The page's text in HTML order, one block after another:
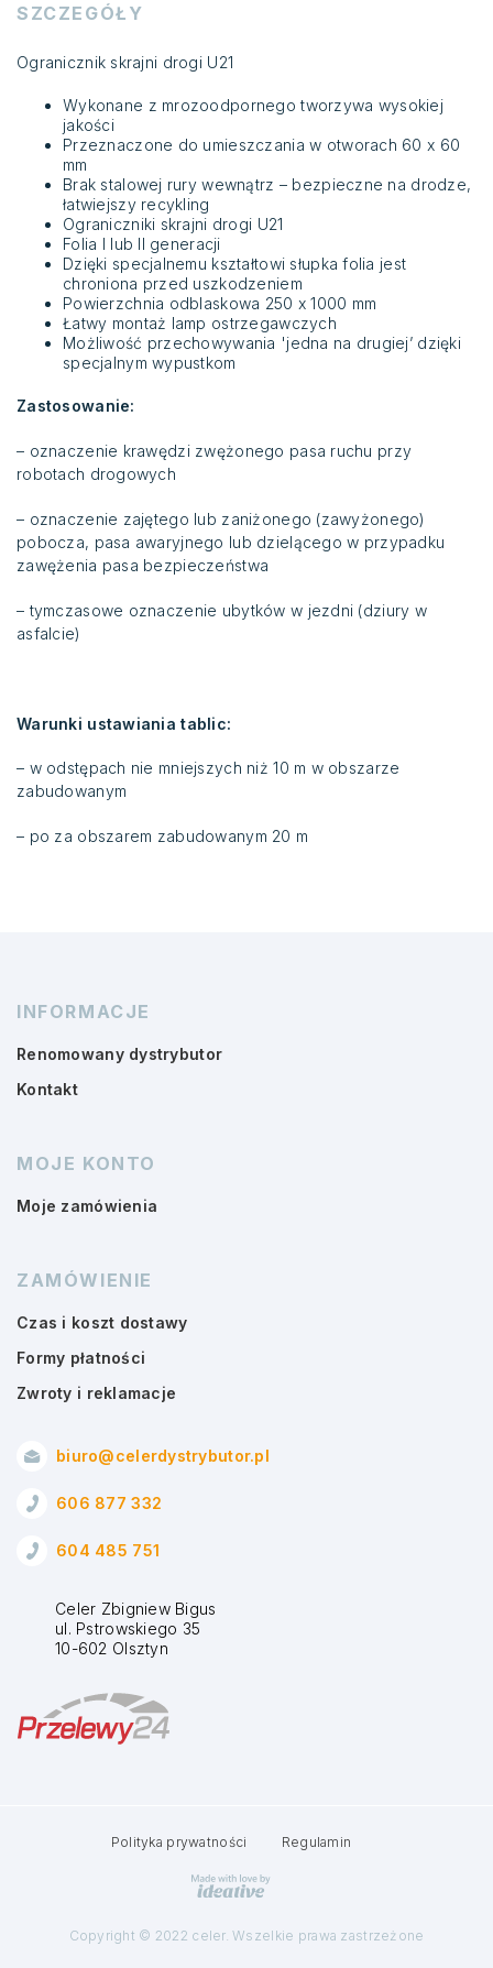
SZCZEGÓŁY
Ogranicznik skrajni drogi U21
Wykonane z mrozoodpornego tworzywa wysokiej
jakości
Przeznaczone do umieszczania w otworach 60 x 60
mm
Brak stalowej rury wewnątrz – bezpieczne na drodze,
łatwiejszy recykling
Ograniczniki skrajni drogi U21
Folia I lub II generacji
Dzięki specjalnemu kształtowi słupka folia jest
chroniona przed uszkodzeniem
Powierzchnia odblaskowa 250 x 1000 mm
Łatwy montaż lamp ostrzegawczych
Możliwość przechowywania 'jedna na drugiej’ dzięki
specjalnym wypustkom
Zastosowanie:
– oznaczenie krawędzi zwężonego pasa ruchu przy
robotach drogowych
– oznaczenie zajętego lub zaniżonego (zawyżonego)
pobocza, pasa awaryjnego lub dzielącego w przypadku
zawężenia pasa bezpieczeństwa
– tymczasowe oznaczenie ubytków w jezdni (dziury w
asfalcie)
Warunki ustawiania tablic:
– w odstępach nie mniejszych niż 10 m w obszarze
zabudowanym
– po za obszarem zabudowanym 20 m
INFORMACJE
Renomowany dystrybutor
Kontakt
MOJE KONTO
Moje zamówienia
ZAMÓWIENIE
Czas i koszt dostawy
Formy płatności
Zwroty i reklamacje
biuro@celerdystrybutor.pl
606 877 332
604 485 751
Celer Zbigniew Bigus
ul. Pstrowskiego 35
10-602 Olsztyn
Polityka prywatności Regulamin
Copyright © 2022 celer. Wszelkie prawa zastrzeżone